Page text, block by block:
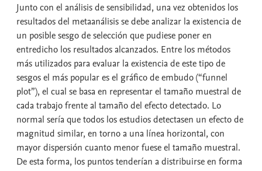
Junto con el análisis de sensibilidad, una vez obtenidos los
resultados del metaanálisis se debe analizar la existencia de
un posible sesgo de selección que pudiese poner en
entredicho los resultados alcanzados. Entre los métodos
más utilizados para evaluar la existencia de este tipo de
sesgos el más popular es el gráfico de embudo (“funnel
plot”), el cual se basa en representar el tamaño muestral de
cada trabajo frente al tamaño del efecto detectado. Lo
normal sería que todos los estudios detectasen un efecto de
magnitud similar, en torno a una línea horizontal, con
mayor dispersión cuanto menor fuese el tamaño muestral.
De esta forma, los puntos tenderían a distribuirse en forma